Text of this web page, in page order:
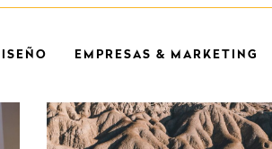
EMPRESAS & MARKETING